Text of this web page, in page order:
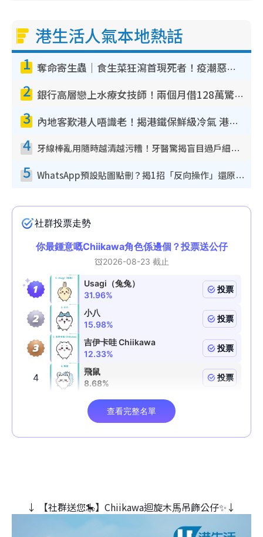
港生活人氣本地熱話
1 奪命寄生蟲｜食生菜狂瀉首現死者！疫潮惡化錄1.8萬宗病例 揭洗菜3大謬誤
2 銀行高層戀上水療女技師！兩個月借128萬驚覺「沉船」沉落火海 揭背後疑似邪教操控賣淫
3 內地客歎港人唔識老！揭港鐵保鮮級冷氣 港人求放過：咪投訴
4 牙線棒亂用隨時越清越污糟！牙醫驚揭盲目過戶細菌恐致蛀牙：呢種先係日常真保養
5 WhatsApp預設貼圖點刪？揭1招「反向操作」還原簡潔介面 附3步實測教學
↓ 【社群送您🎠】Chiikawa迴旋木⾺吊飾公仔✨↓